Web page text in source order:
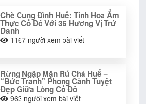
Chè Cung Đình Huế: Tinh Hoa Ẩm
Thực Cố Đô Với 36 Hương Vị Trứ
Danh
1167 người xem bài viết
Rừng Ngập Mặn Rú Chá Huế –
“Bức Tranh” Phong Cảnh Tuyệt
Đẹp Giữa Lòng Cố Đô
963 người xem bài viết